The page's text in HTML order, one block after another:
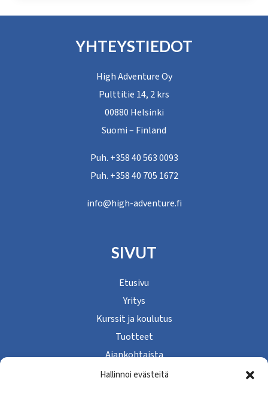
Hallinnoi evästeitä
YHTEYSTIEDOT
High Adventure Oy
Pulttitie 14, 2 krs
00880 Helsinki
Suomi – Finland
Puh. +358 40 563 0093
Puh. +358 40 705 1672
info@high-adventure.fi
SIVUT
Etusivu
Yritys
Kurssit ja koulutus
Tuotteet
Ajankohtaista
Yhteystiedot